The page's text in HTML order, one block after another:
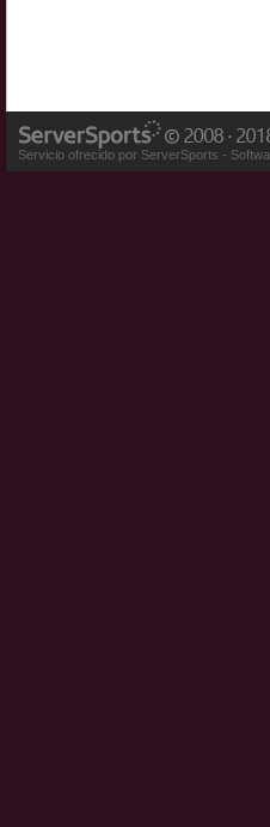
Servicio ofrecido por ServerSports -